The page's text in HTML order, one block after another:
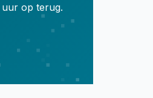
op terug.